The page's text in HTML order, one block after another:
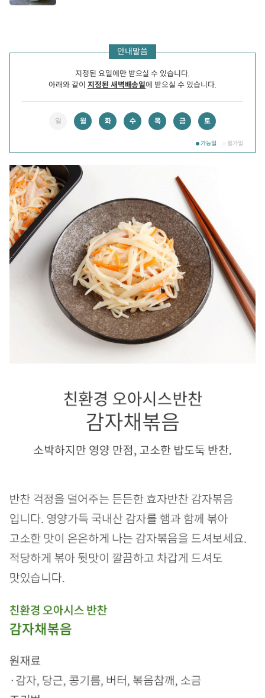
담
안내말씀
지정된 요일에만 받으실 수 있습니다.
아래와 같이 지정된 새벽배송일에 받으실 수 있습니다.
일 월 화 수 목 금 토
가능일 불가일